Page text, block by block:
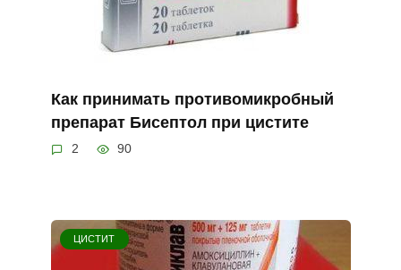
Как принимать противомикробный
препарат Бисептол при цистите
2 90
ЦИСТИТ